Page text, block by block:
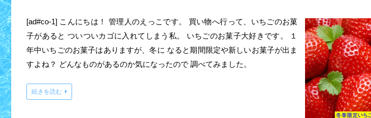
[ad#co-1] こんにちは！ 管理人のえっこです。 買い物へ行って、いちごのお菓
子があると ついついカゴに入れてしまう私。 いちごのお菓子大好きです。 １
年中いちごのお菓子はありますが、冬に なると期間限定や新しいお菓子が出ま
すよね？ どんなものがあるのか気になったので 調べてみました。
続きを読む